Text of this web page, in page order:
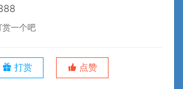
赏一个吧
打赏 点赞